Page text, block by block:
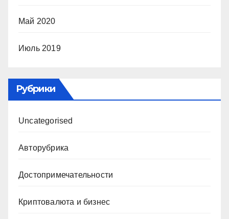
Май 2020
Июль 2019
Рубрики
Uncategorised
Авторубрика
Достопримечательности
Криптовалюта и бизнес